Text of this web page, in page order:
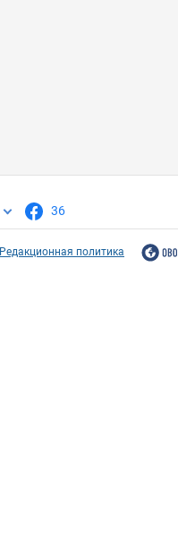
36
Редакционная политика